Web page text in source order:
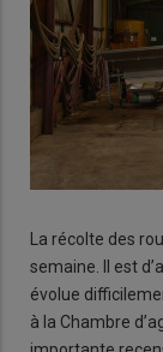
La récolte des
semaine. Il est
évolue
à la Chambre